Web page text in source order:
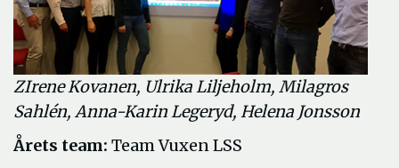
ZIrene Kovanen, Ulrika Liljeholm, Milagros
Sahlén, Anna-Karin Legeryd, Helena Jonsson
Årets team: Team Vuxen LSS